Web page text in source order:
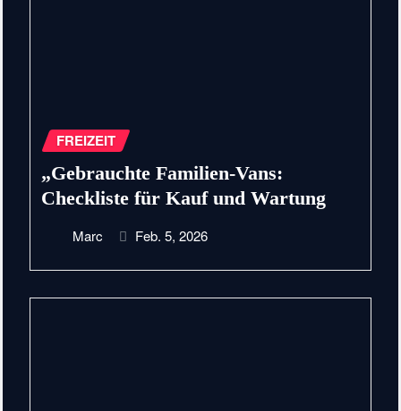
FREIZEIT
„Gebrauchte Familien-Vans:
Checkliste für Kauf und Wartung
Marc Feb. 5, 2026